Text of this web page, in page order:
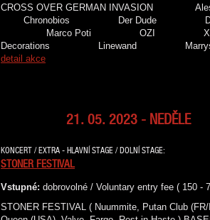
CROSS OVER GERMAN
Chronobios Der Dude Der
Marco Poti OZI X3R
Decorations Linewand
detail akce
21. 05. 2023 - NEDĚLE
KONCERT / EXTRA - HLAVNÍ STAGE / DOLNÍ STAGE:
STONER FESTIVAL
Vstupné: dobrovolné / Voluntary entry fee ( 150 -
STONER FESTIVAL ( Nuummite, Putan Club